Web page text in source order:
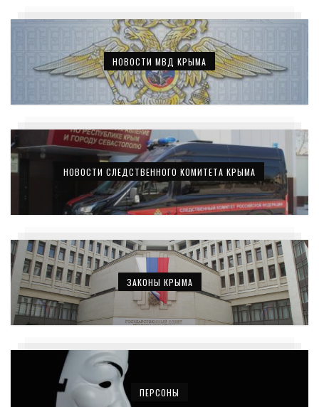
НОВОСТИ МВД КРЫМА
НОВОСТИ СЛЕДСТВЕННОГО КОМИТЕТА КРЫМА
ЗАКОНЫ КРЫМА
ПЕРСОНЫ